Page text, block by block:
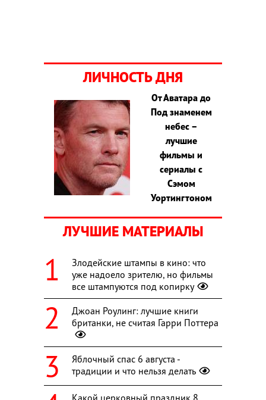
ЛИЧНОСТЬ ДНЯ
От Аватара до
Под знаменем
небес –
лучшие
фильмы и
сериалы с
Сэмом
Уортингтоном
ЛУЧШИЕ МАТЕРИАЛЫ
Злодейские штампы в кино: что
уже надоело зрителю, но фильмы
все штампуются под копирку
Джоан Роулинг: лучшие книги
британки, не считая Гарри Поттера
Яблочный спас 6 августа -
традиции и что нельзя делать